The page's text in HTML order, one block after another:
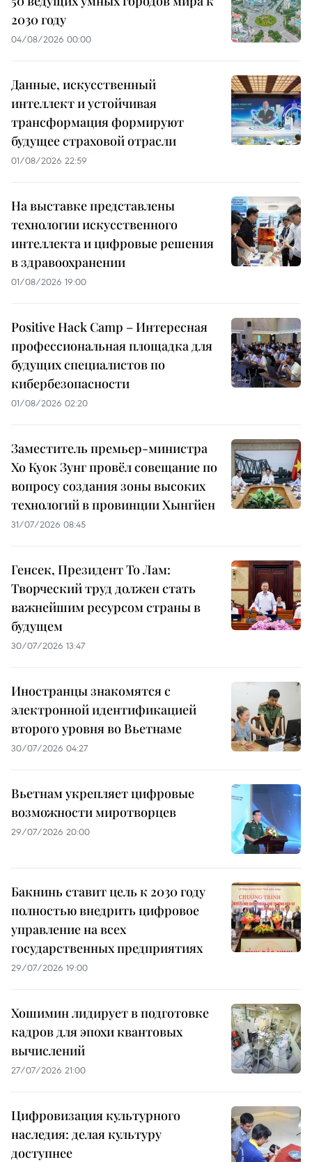
2030 году
04/08/2026 00:00
Данные, искусственный
интеллект и устойчивая
трансформация формируют
будущее страховой отрасли
01/08/2026 22:59
На выставке представлены
технологии искусственного
интеллекта и цифровые решения
в здравоохранении
01/08/2026 19:00
Positive Hack Camp – Интересная
профессиональная площадка для
будущих специалистов по
кибербезопасности
01/08/2026 02:20
Заместитель премьер-министра
Хо Куок Зунг провёл совещание по
вопросу создания зоны высоких
технологий в провинции Хынгйен
31/07/2026 08:45
Генсек, Президент То Лам:
Творческий труд должен стать
важнейшим ресурсом страны в
будущем
30/07/2026 13:47
Иностранцы знакомятся с
электронной идентификацией
второго уровня во Вьетнаме
30/07/2026 04:27
Вьетнам укрепляет цифровые
возможности миротворцев
29/07/2026 20:00
Бакнинь ставит цель к 2030 году
полностью внедрить цифровое
управление на всех
государственных предприятиях
29/07/2026 19:00
Хошимин лидирует в подготовке
кадров для эпохи квантовых
вычислений
27/07/2026 21:00
Цифровизация культурного
наследия: делая культуру
доступнее